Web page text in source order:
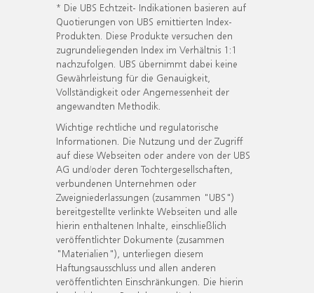
* Die UBS Echtzeit- Indikationen basieren auf
Quotierungen von UBS emittierten Index-
Produkten. Diese Produkte versuchen den
zugrundeliegenden Index im Verhältnis 1:1
nachzufolgen. UBS übernimmt dabei keine
Gewährleistung für die Genauigkeit,
Vollständigkeit oder Angemessenheit der
angewandten Methodik.
Wichtige rechtliche und regulatorische
Informationen. Die Nutzung und der Zugriff
auf diese Webseiten oder andere von der UBS
AG und/oder deren Tochtergesellschaften,
verbundenen Unternehmen oder
Zweigniederlassungen (zusammen "UBS")
bereitgestellte verlinkte Webseiten und alle
hierin enthaltenen Inhalte, einschließlich
veröffentlichter Dokumente (zusammen
"Materialien"), unterliegen diesem
Haftungsausschluss und allen anderen
veröffentlichten Einschränkungen. Die hierin